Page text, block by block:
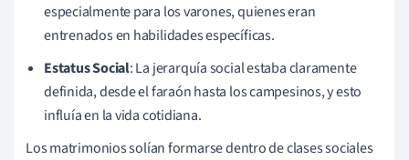
especialmente para los varones, quienes eran
entrenados en habilidades específicas.
Estatus Social: La jerarquía social estaba claramente
definida, desde el faraón hasta los campesinos, y esto
influía en la vida cotidiana.
Los matrimonios solían formarse dentro de clases sociales